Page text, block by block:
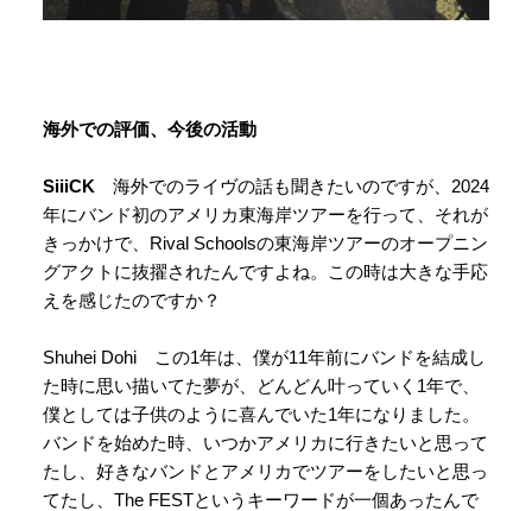
海外での評価、今後の活動
SiiiCK 海外でのライヴの話も聞きたいのですが、2024
年にバンド初のアメリカ東海岸ツアーを行って、それが
きっかけで、Rival Schoolsの東海岸ツアーのオープニン
グアクトに抜擢されたんですよね。この時は大きな手応
えを感じたのですか？
Shuhei Dohi この1年は、僕が11年前にバンドを結成し
た時に思い描いてた夢が、どんどん叶っていく1年で、
僕としては子供のように喜んでいた1年になりました。
バンドを始めた時、いつかアメリカに行きたいと思って
たし、好きなバンドとアメリカでツアーをしたいと思っ
てたし、The FESTというキーワードが一個あったんで